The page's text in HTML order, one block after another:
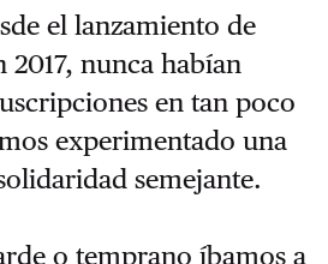
el lanzamiento de
2017, nunca habían
en tan poco
experimentado una
semejante.
o temprano íbamos a